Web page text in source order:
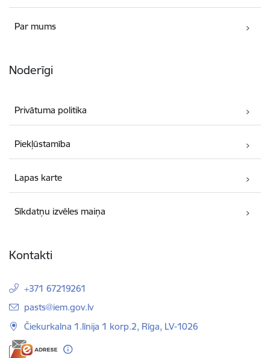
Par mums
Noderīgi
Privātuma politika
Piekļūstamība
Lapas karte
Sīkdatņu izvēles maiņa
Kontakti
+371 67219261
E-pasts:
pasts@iem.gov.lv
Čiekurkalna 1.līnija 1 korp.2, Rīga, LV-1026